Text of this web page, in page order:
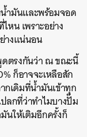
ำมันและพร้อมจอด
หน เพราะอย่าง
างแน่นอน
ตรงกันว่า ณ ขณะนี้
ก็อาจจะเหลือสัก
กเดิมที่น้ำมันเข้าทุก
ลกที่ว่าทำไมบางปั๊ม
นให้เติมอีกครั้งก็